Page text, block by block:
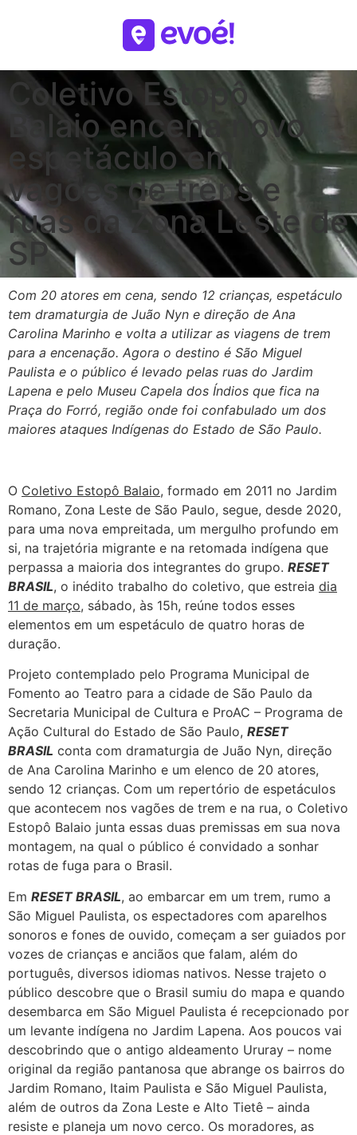
Coletivo Estopô
Balaio encena novo
espetáculo em
vagões de trens e
ruas da Zona Leste de
SP
Com 20 atores em cena, sendo 12 crianças, espetáculo
tem dramaturgia de Juão Nyn e direção de Ana
Carolina Marinho e volta a utilizar as viagens de trem
para a encenação. Agora o destino é São Miguel
Paulista e o público é levado pelas ruas do Jardim
Lapena e pelo Museu Capela dos Índios que fica na
Praça do Forró, região onde foi confabulado um dos
maiores ataques Indígenas do Estado de São Paulo.
O Coletivo Estopô Balaio, formado em 2011 no Jardim
Romano, Zona Leste de São Paulo, segue, desde 2020,
para uma nova empreitada, um mergulho profundo em
si, na trajetória migrante e na retomada indígena que
perpassa a maioria dos integrantes do grupo. RESET
BRASIL, o inédito trabalho do coletivo, que estreia dia
11 de março, sábado, às 15h, reúne todos esses
elementos em um espetáculo de quatro horas de
duração.
Projeto contemplado pelo Programa Municipal de
Fomento ao Teatro para a cidade de São Paulo da
Secretaria Municipal de Cultura e ProAC – Programa de
Ação Cultural do Estado de São Paulo, RESET
BRASIL conta com dramaturgia de Juão Nyn, direção
de Ana Carolina Marinho e um elenco de 20 atores,
sendo 12 crianças. Com um repertório de espetáculos
que acontecem nos vagões de trem e na rua, o Coletivo
Estopô Balaio junta essas duas premissas em sua nova
montagem, na qual o público é convidado a sonhar
rotas de fuga para o Brasil.
Em RESET BRASIL, ao embarcar em um trem, rumo a
São Miguel Paulista, os espectadores com aparelhos
sonoros e fones de ouvido, começam a ser guiados por
vozes de crianças e anciãos que falam, além do
português, diversos idiomas nativos. Nesse trajeto o
público descobre que o Brasil sumiu do mapa e quando
desembarca em São Miguel Paulista é recepcionado por
um levante indígena no Jardim Lapena. Aos poucos vai
descobrindo que o antigo aldeamento Ururay – nome
original da região pantanosa que abrange os bairros do
Jardim Romano, Itaim Paulista e São Miguel Paulista,
além de outros da Zona Leste e Alto Tietê – ainda
resiste e planeja um novo cerco. Os moradores, as